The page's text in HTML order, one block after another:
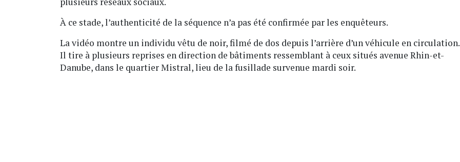
À ce stade, l’authenticité de la séquence n’a pas été confirmée par les enquêteurs.
La vidéo montre un individu vêtu de noir, filmé de dos depuis l’arrière d’un véhicule en circulation.
Il tire à plusieurs reprises en direction de bâtiments ressemblant à ceux situés avenue Rhin-et-
Danube, dans le quartier Mistral, lieu de la fusillade survenue mardi soir.